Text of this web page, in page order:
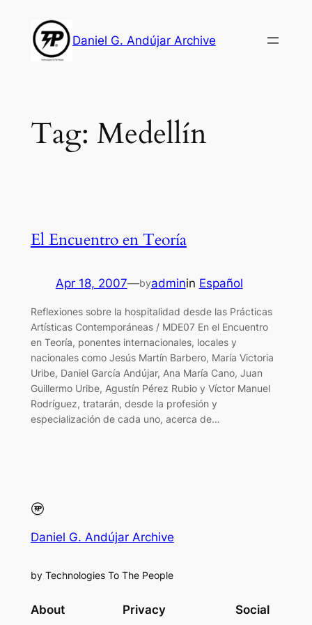
content
Daniel G. Andújar Archive
Tag: Medellín
El Encuentro en Teoría
Apr 18, 2007—byadminin Español
Reflexiones sobre la hospitalidad desde las Prácticas
Artísticas Contemporáneas / MDE07 En el Encuentro
en Teoría, ponentes internacionales, locales y
nacionales como Jesús Martín Barbero, María Victoria
Uribe, Daniel García Andújar, Ana María Cano, Juan
Guillermo Uribe, Agustín Pérez Rubio y Víctor Manuel
Rodríguez, tratarán, desde la profesión y
especialización de cada uno, acerca de…
Daniel G. Andújar Archive
by Technologies To The People
About Privacy Social